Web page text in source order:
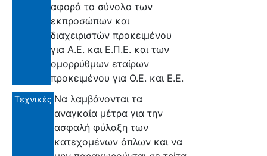
αφορά το σύνολο των
εκπροσώπων και
διαχειριστών προκειμένου
για Α.Ε. και Ε.Π.Ε. και των
ομορρύθμων εταίρων
προκειμένου για Ο.Ε. και Ε.Ε.
Τεχνικές Να λαμβάνονται τα
αναγκαία μέτρα για την
ασφαλή φύλαξη των
κατεχομένων όπλων και να